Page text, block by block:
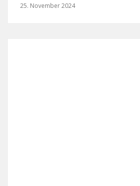
25. November 2024